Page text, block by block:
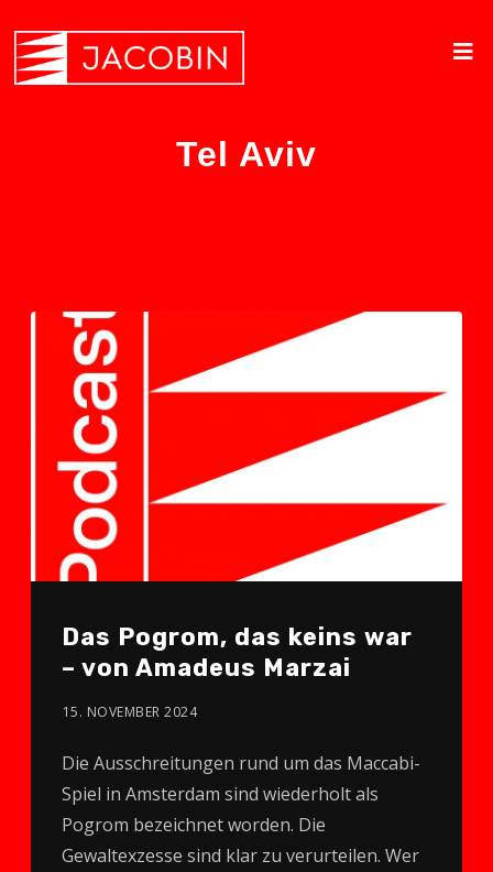
Tel Aviv
Das Pogrom, das keins war
– von Amadeus Marzai
15. NOVEMBER 2024
Die Ausschreitungen rund um das Maccabi-
Spiel in Amsterdam sind wiederholt als
Pogrom bezeichnet worden. Die
Gewaltexzesse sind klar zu verurteilen. Wer